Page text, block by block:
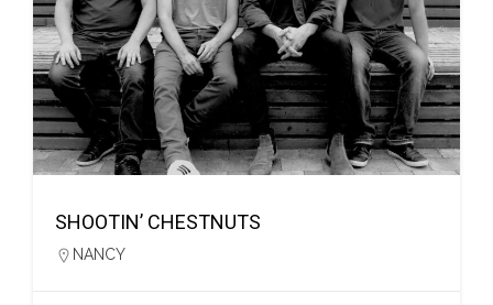
SHOOTIN’ CHESTNUTS
NANCY